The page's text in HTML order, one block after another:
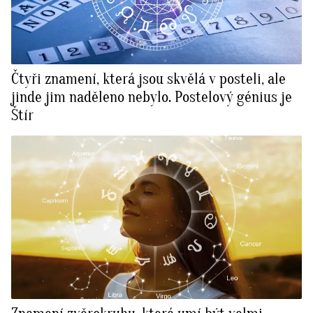
Čtyři znamení, která jsou skvělá v posteli, ale
jinde jim naděleno nebylo. Postelový génius je
Štír